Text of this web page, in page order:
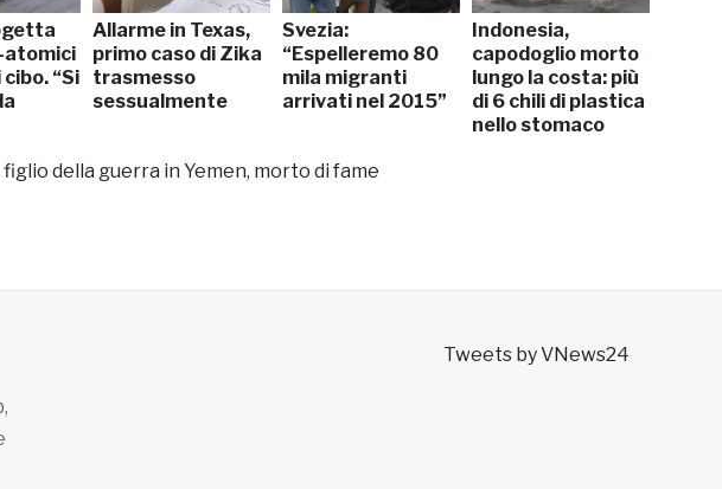
“Si
Allarme in Texas,
primo caso di Zika
trasmesso
sessualmente
Svezia:
“Espelleremo 80
mila migranti
arrivati nel 2015”
Indonesia,
capodoglio morto
lungo la costa: più
di 6 chili di plastica
nello stomaco
figlio della guerra in Yemen, morto di fame
Tweets by VNews24